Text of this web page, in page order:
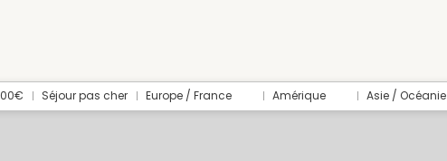
Séjour pas cher Europe / France Amérique Asie / Océanie